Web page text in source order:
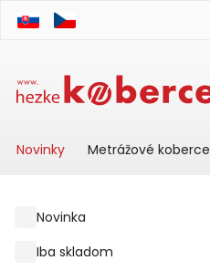
Novinky Metrážové koberce
Novinka
Iba skladom